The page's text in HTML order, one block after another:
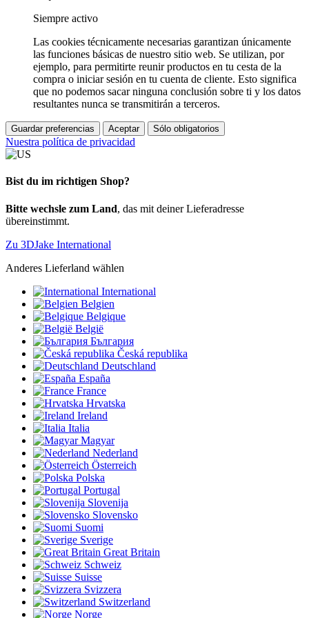
Siempre activo
Las cookies técnicamente necesarias garantizan únicamente
las funciones básicas de nuestro sitio web. Se utilizan, por
ejemplo, para permitirte reunir productos en tu cesta de la
compra o iniciar sesión en tu cuenta de cliente. Esto significa
que no podemos sacar ninguna conclusión sobre ti y los datos
resultantes nunca se transmitirán a terceros.
Guardar preferencias Aceptar Sólo obligatorios
Nuestra política de privacidad
Bist du im richtigen Shop?
Bitte wechsle zum Land, das mit deiner Lieferadresse
übereinstimmt.
Zu 3DJake International
Anderes Lieferland wählen
International
Belgien
Belgique
België
България
Česká republika
Deutschland
España
France
Hrvatska
Ireland
Italia
Magyar
Nederland
Österreich
Polska
Portugal
Slovenija
Slovensko
Suomi
Sverige
Great Britain
Schweiz
Suisse
Svizzera
Switzerland
Norge